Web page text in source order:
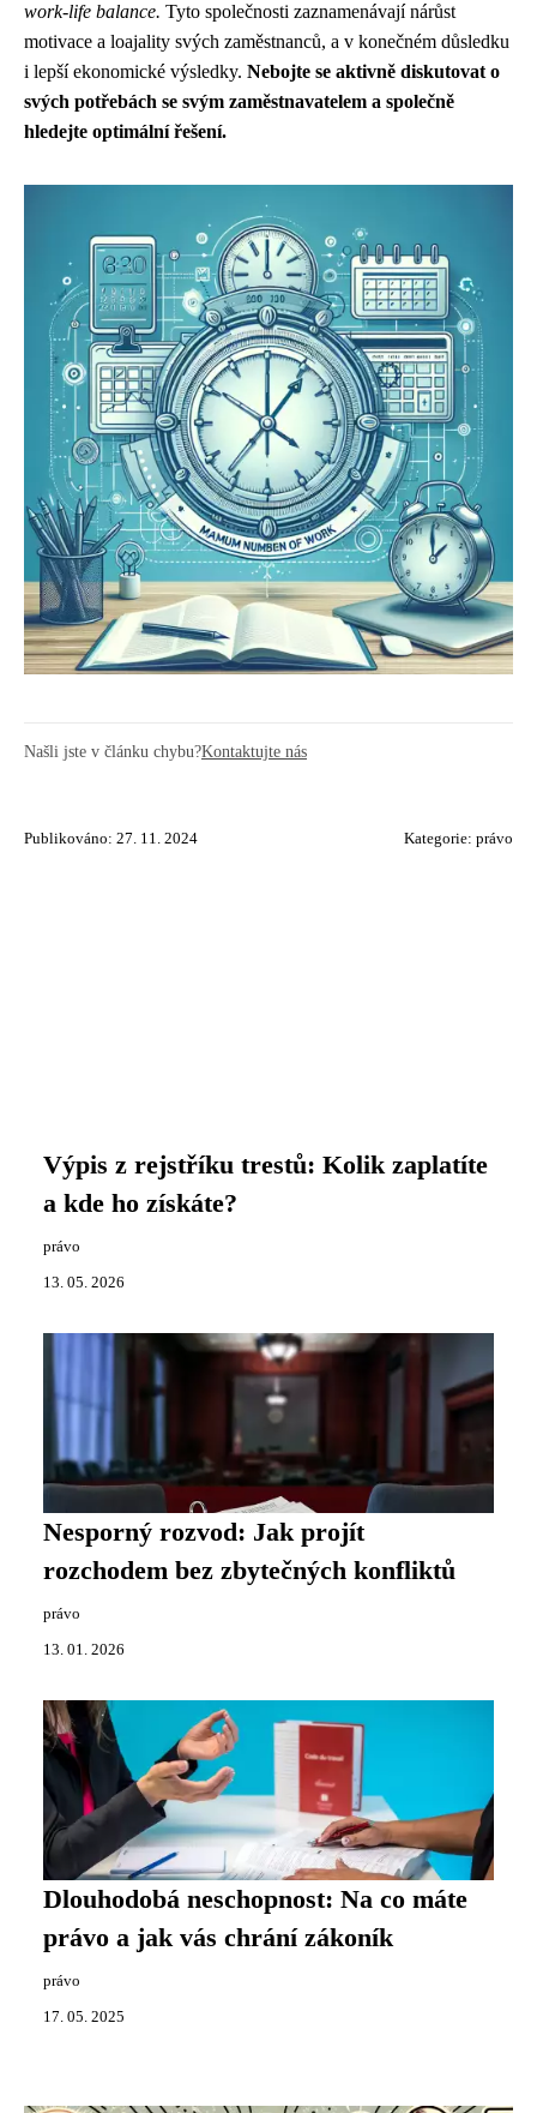
work-life balance. Tyto společnosti zaznamenávají nárůst
motivace a loajality svých zaměstnanců, a v konečném důsledku
i lepší ekonomické výsledky. Nebojte se aktivně diskutovat o
svých potřebách se svým zaměstnavatelem a společně
hledejte optimální řešení.
Našli jste v článku chybu?Kontaktujte nás
Publikováno: 27. 11. 2024 Kategorie: právo
Výpis z rejstříku trestů: Kolik zaplatíte
a kde ho získáte?
právo
13. 05. 2026
Nesporný rozvod: Jak projít
rozchodem bez zbytečných konfliktů
právo
13. 01. 2026
Dlouhodobá neschopnost: Na co máte
právo a jak vás chrání zákoník
právo
17. 05. 2025